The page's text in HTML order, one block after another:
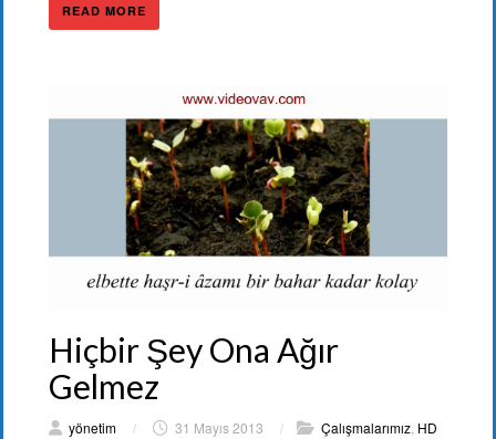
READ MORE
Hiçbir Şey Ona Ağır
Gelmez
yönetim / 31 Mayıs 2013 / Çalışmalarımız HD